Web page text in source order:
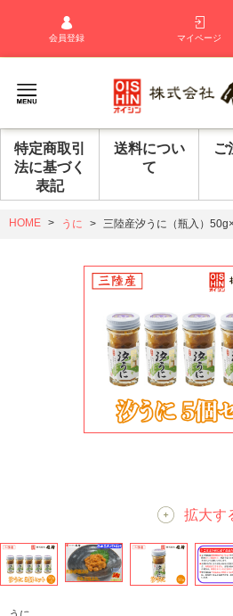
会員登録 マイページ
特定商取引
法に基づく
表記
送料につい
て
ご
HOME うに 三陸産汐うに（瓶入）
拡大す